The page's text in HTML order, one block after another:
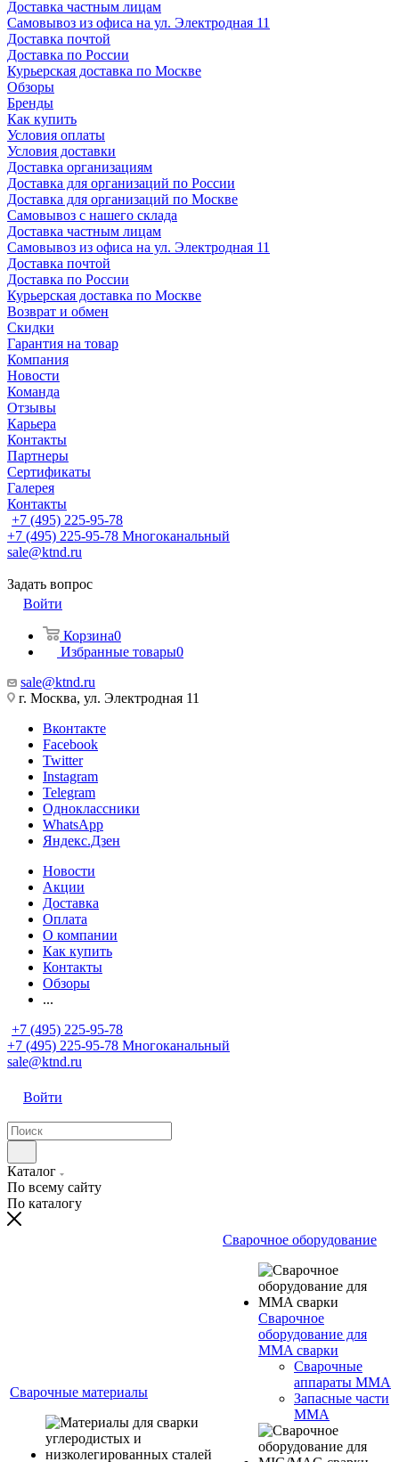
Доставка частным лицам
Самовывоз из офиса на ул. Электродная 11
Доставка почтой
Доставка по России
Курьерская доставка по Москве
Обзоры
Бренды
Как купить
Условия оплаты
Условия доставки
Доставка организациям
Доставка для организаций по России
Доставка для организаций по Москве
Самовывоз с нашего склада
Доставка частным лицам
Самовывоз из офиса на ул. Электродная 11
Доставка почтой
Доставка по России
Курьерская доставка по Москве
Возврат и обмен
Скидки
Гарантия на товар
Компания
Новости
Команда
Отзывы
Карьера
Контакты
Партнеры
Сертификаты
Галерея
Контакты
+7 (495) 225-95-78
+7 (495) 225-95-78 Многоканальный
sale@ktnd.ru
Задать вопрос
Войти
Корзина0
Избранные товары0
sale@ktnd.ru
г. Москва, ул. Электродная 11
Вконтакте
Facebook
Twitter
Instagram
Telegram
Одноклассники
WhatsApp
Яндекс.Дзен
Новости
Акции
Доставка
Оплата
О компании
Как купить
Контакты
Обзоры
...
+7 (495) 225-95-78
+7 (495) 225-95-78 Многоканальный
sale@ktnd.ru
Войти
Каталог
По всему сайту
По каталогу
Сварочные материалы
Сварочное оборудование
Сварочное
оборудование для
MMA сварки
Сварочные
аппараты MMA
Запасные части
MMA